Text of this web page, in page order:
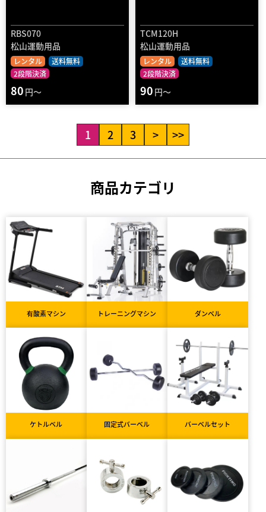
RBS070
松山運動用品
レンタル
送料無料
2段階決済
80 円～
TCM120H
松山運動用品
レンタル
送料無料
2段階決済
90 円～
1 2 3 > >>
商品カテゴリ
有酸素マシン トレーニングマシン ダンベル
ケトルベル 固定式バーベル バーベルセット